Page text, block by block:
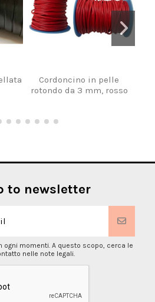
Cordoncino in pelle
rotondo da 3 mm, rosso
to newsletter
ogni momenti. A questo scopo, cerca le
nelle note legali.